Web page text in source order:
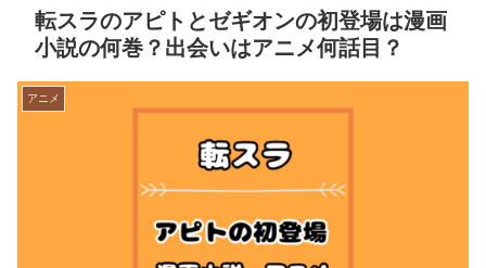
転スラのアピトとゼギオンの初登場は漫画
小説の何巻？出会いはアニメ何話目？
アニメ